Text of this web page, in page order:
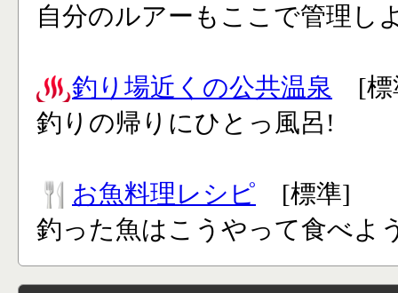
自分のルアーもここで管理し
釣り場近くの公共温泉 [標
釣りの帰りにひとっ風呂!
お魚料理レシピ [標準]
釣った魚はこうやって食べよ